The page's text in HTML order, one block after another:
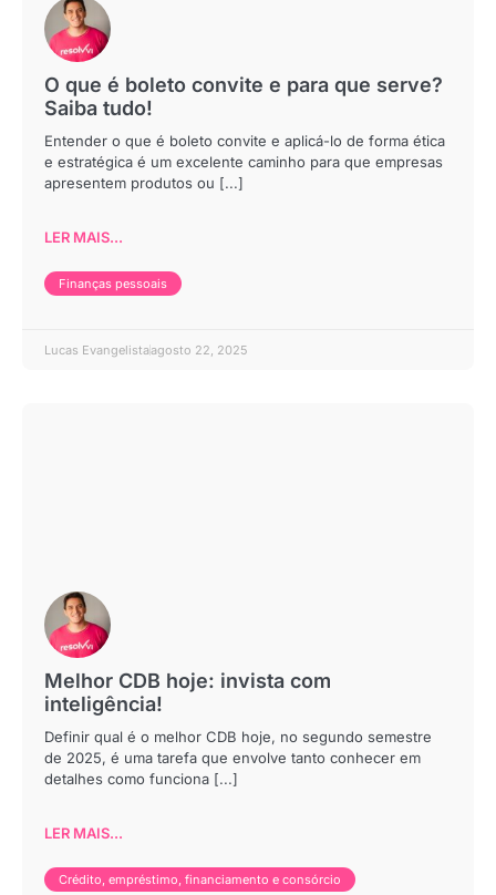
O que é boleto convite e para que serve?
Saiba tudo!
Entender o que é boleto convite e aplicá-lo de forma ética
e estratégica é um excelente caminho para que empresas
apresentem produtos ou [...]
LER MAIS...
Finanças pessoais
Lucas Evangelistaagosto 22, 2025
Melhor CDB hoje: invista com
inteligência!
Definir qual é o melhor CDB hoje, no segundo semestre
de 2025, é uma tarefa que envolve tanto conhecer em
detalhes como funciona [...]
LER MAIS...
Crédito, empréstimo, financiamento e consórcio